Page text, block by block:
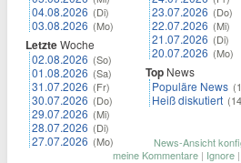
04.08.2026 (Di)
03.08.2026 (Mo)
LetzteWoche
02.08.2026 (So)
01.08.2026 (Sa)
31.07.2026 (Fr)
30.07.2026 (Do)
29.07.2026 (Mi)
28.07.2026 (Di)
27.07.2026 (Mo)
23.07.2026 (Do)
22.07.2026 (Mi)
21.07.2026 (Di)
20.07.2026 (Mo)
Top News
Populäre News
Heiß diskutiert
News-Ansicht
meine Kommentare | Ignore |